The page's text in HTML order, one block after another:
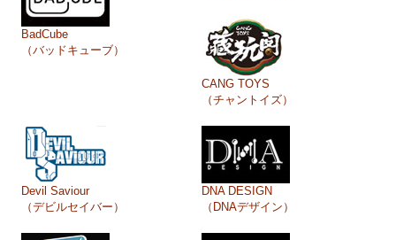
BadCube
（バッドキューブ）
CANG TOYS
（チャントイズ）
Devil Saviour
（デビルセイバー）
DNA DESIGN
（DNAデザイン）